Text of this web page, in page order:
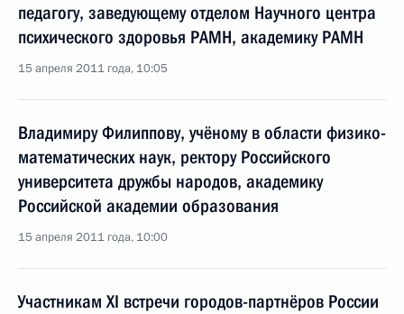
педагогу, заведующему отделом Научного центра
психического здоровья РАМН, академику РАМН
15 апреля 2011 года, 10:05
Владимиру Филиппову, учёному в области физико-
математических наук, ректору Российского
университета дружбы народов, академику
Российской академии образования
15 апреля 2011 года, 10:00
Участникам XI встречи городов-партнёров России